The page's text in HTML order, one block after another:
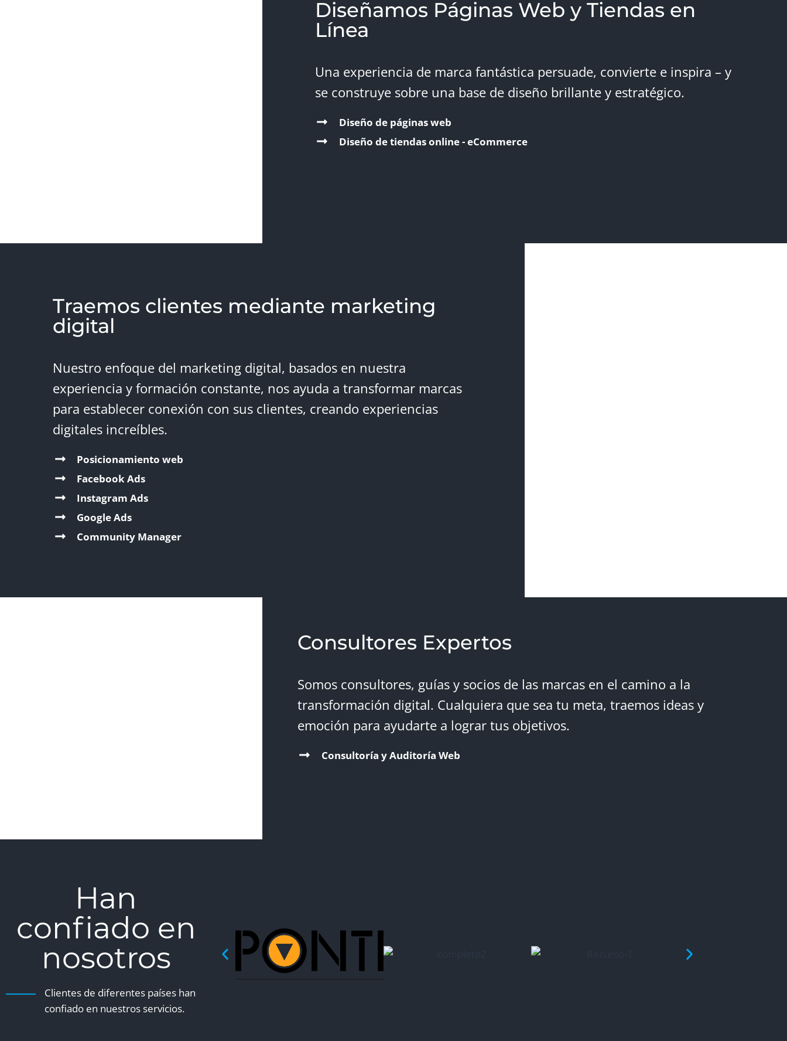
Diseñamos Páginas Web y Tiendas en
Línea
Una experiencia de marca fantástica persuade, convierte e inspira – y
se construye sobre una base de diseño brillante y estratégico.
Diseño de páginas web
Diseño de tiendas online - eCommerce
Traemos clientes mediante marketing
digital
Nuestro enfoque del marketing digital, basados en nuestra
experiencia y formación constante, nos ayuda a transformar marcas
para establecer conexión con sus clientes, creando experiencias
digitales increíbles.
Posicionamiento web
Facebook Ads
Instagram Ads
Google Ads
Community Manager
Consultores Expertos
Somos consultores, guías y socios de las marcas en el camino a la
transformación digital. Cualquiera que sea tu meta, traemos ideas y
emoción para ayudarte a lograr tus objetivos.
Consultoría y Auditoría Web
Han
confiado en
nosotros
Clientes de diferentes países han
confiado en nuestros servicios.